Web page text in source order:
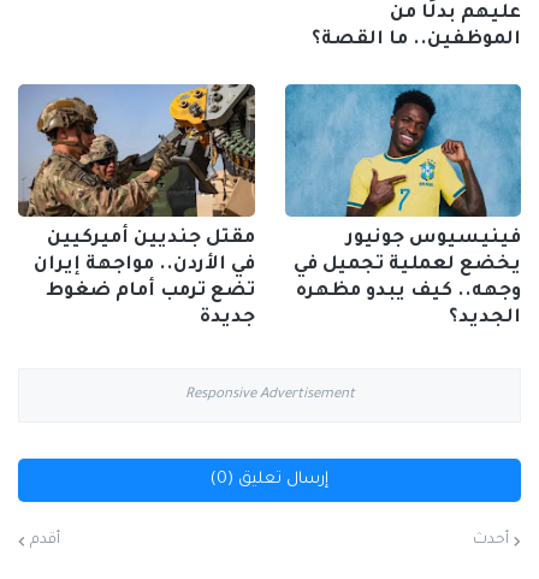
عليهم بدلًا من
الموظفين.. ما القصة؟
فينيسيوس جونيور
يخضع لعملية تجميل في
وجهه.. كيف يبدو مظهره
الجديد؟
مقتل جنديين أميركيين
في الأردن.. مواجهة إيران
تضع ترمب أمام ضغوط
جديدة
Responsive Advertisement
إرسال تعليق (0)
أحدث أقدم